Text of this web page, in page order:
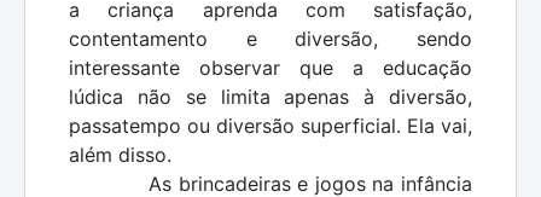
a criança aprenda com satisfação,
contentamento e diversão, sendo
interessante observar que a educação
lúdica não se limita apenas à diversão,
passatempo ou diversão superficial. Ela vai,
além disso.
As brincadeiras e jogos na infância